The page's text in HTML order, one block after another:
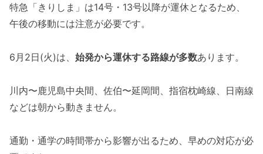
特急「きりしま」は14号・13号以降が運休となるため、
午後の移動には注意が必要です。
6月2日(火)は、 始発から運休する路線が多数あります。
川内〜鹿児島中央間、佐伯〜延岡間、指宿枕崎線、日南線
などは朝から動きません。
通勤・通学の時間帯から影響が出るため、早めの対応が必